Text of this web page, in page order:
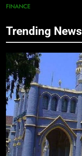
FINANCE
Trending News